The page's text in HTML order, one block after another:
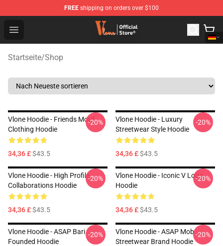
FREE shipping on orders over $100
Open menu
Vlone Shop - Official Vlone Merchandise Store
Startseite/Shop
Vlone Hoodie - Friends Motif
Clothing Hoodie
34,36 £$43.5
-20%
Vlone Hoodie - Luxury
Streetwear Style Hoodie
34,36 £$43.5
-20%
Vlone Hoodie - High Profile
Collaborations Hoodie
34,36 £$43.5
-20%
Vlone Hoodie - Iconic V Logo
Hoodie
34,36 £$43.5
-20%
Vlone Hoodie - ASAP Bari
Founded Hoodie
-20%
Vlone Hoodie - ASAP Mob
Streetwear Brand Hoodie
-20%